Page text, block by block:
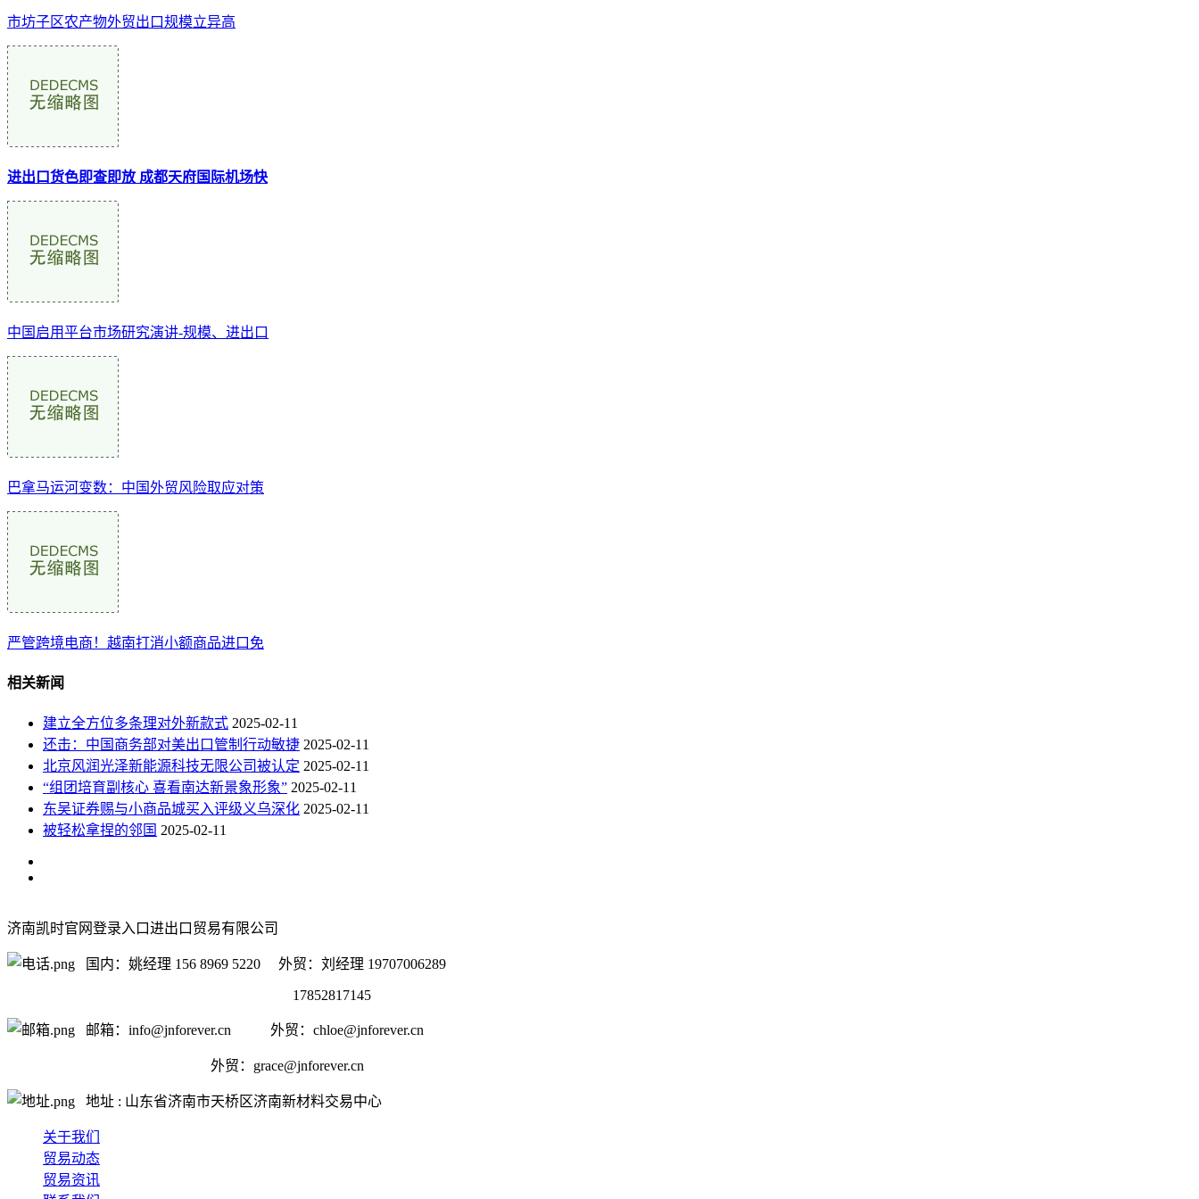
市坊子区农产物外贸出口规模立异高
进出口货色即查即放 成都天府国际机场快
中国启用平台市场研究演讲-规模、进出口
巴拿马运河变数：中国外贸风险取应对策
严管跨境电商！越南打消小额商品进口免
相关新闻
建立全方位多条理对外新款式 2025-02-11
还击：中国商务部对美出口管制行动敏捷 2025-02-11
北京风润光泽新能源科技无限公司被认定 2025-02-11
“组团培育副核心 喜看南达新景象形象” 2025-02-11
东吴证券赐与小商品城买入评级义乌深化 2025-02-11
被轻松拿捏的邻国 2025-02-11
济南凯时官网登录入口进出口贸易有限公司
国内：姚经理 156 8969 5220 外贸：刘经理 19707006289
17852817145
邮箱：info@jnforever.cn 外贸：chloe@jnforever.cn
外贸： grace@jnforever.cn
地址 : 山东省济南市天桥区济南新材料交易中心
关于我们
贸易动态
贸易资讯